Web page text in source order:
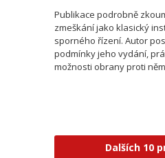
Publikace podrobně
zmeškání jako klasický
sporného řízení. Autor
podmínky jeho vydání,
možnosti obrany proti
Dalších 10